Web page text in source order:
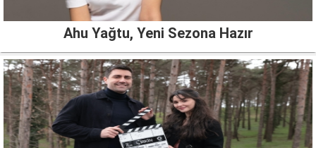
Ahu Yağtu, Yeni Sezona Hazır